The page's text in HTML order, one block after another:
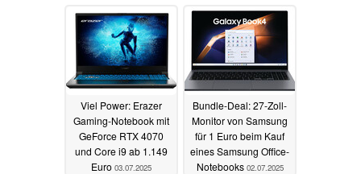
Viel Power: Erazer
Gaming-Notebook mit
GeForce RTX 4070
und Core i9 ab 1.149
Euro 03.07.2025
Bundle-Deal: 27-Zoll-
Monitor von Samsung
für 1 Euro beim Kauf
eines Samsung Office-
Notebooks 02.07.2025